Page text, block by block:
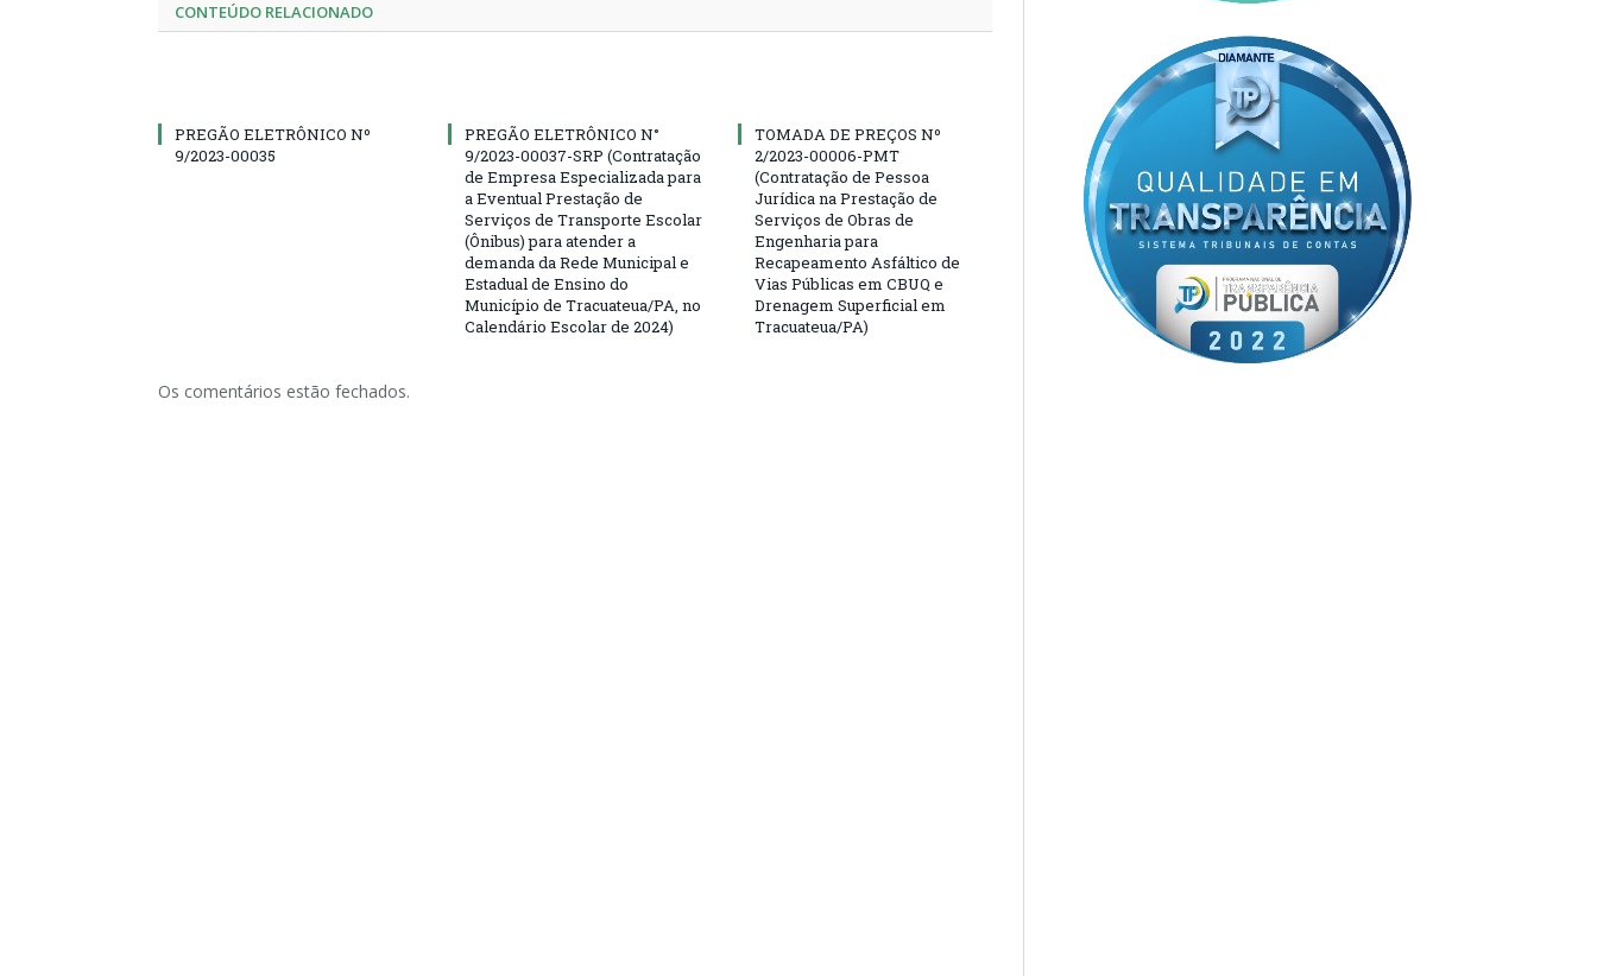
CONTEÚDO RELACIONADO
PREGÃO ELETRÔNICO Nº
9/2023-00035
PREGÃO ELETRÔNICO N°
9/2023-00037-SRP (Contratação
de Empresa Especializada para
a Eventual Prestação de
Serviços de Transporte Escolar
(Ônibus) para atender a
demanda da Rede Municipal e
Estadual de Ensino do
Município de Tracuateua/PA, no
Calendário Escolar de 2024)
TOMADA DE PREÇOS Nº
2/2023-00006-PMT
(Contratação de Pessoa
Jurídica na Prestação de
Serviços de Obras de
Engenharia para
Recapeamento Asfáltico de
Vias Públicas em CBUQ e
Drenagem Superficial em
Tracuateua/PA)
Os comentários estão fechados.